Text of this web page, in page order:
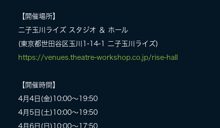
【開催場所】
二子玉川ライズ スタジオ ＆ ホール
(東京都世田谷区玉川1-14-1 二子玉川ライズ)
https://venues.theatre-workshop.co.jp/rise-hall
【開催時間】
4月4日(金)10:00〜19:50
4月5日(土)10:00〜19:50
4月6日(日)10:00〜17:50